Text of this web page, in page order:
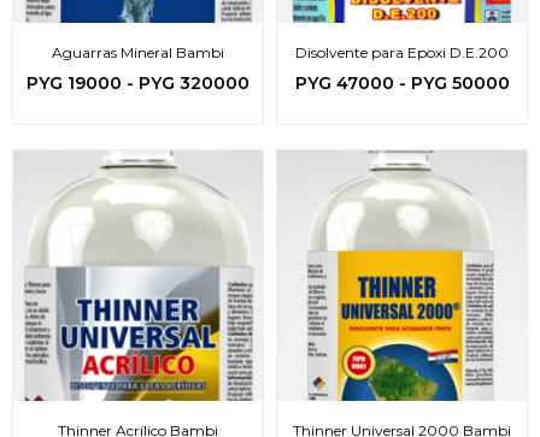
Aguarras Mineral Bambi
PYG 19000 - PYG 320000
Disolvente para Epoxi D.E.200
PYG 47000 - PYG 50000
Thinner Acrílico Bambi Thinner Universal 2000 Bambi